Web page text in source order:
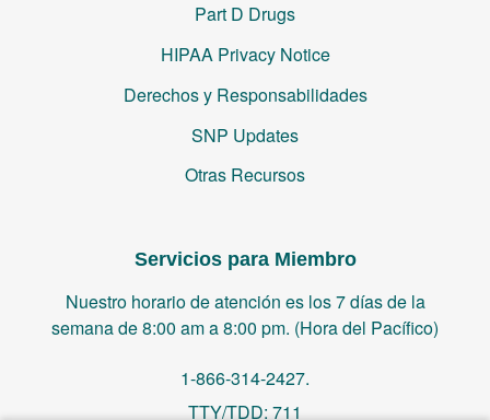
Part D Drugs
HIPAA Privacy Notice
Derechos y Responsabilidades
SNP Updates
Otras Recursos
Servicios para Miembro
Nuestro horario de atención es los 7 días de la
semana de 8:00 am a 8:00 pm. (Hora del Pacífico)
1-866-314-2427.
TTY/TDD: 711